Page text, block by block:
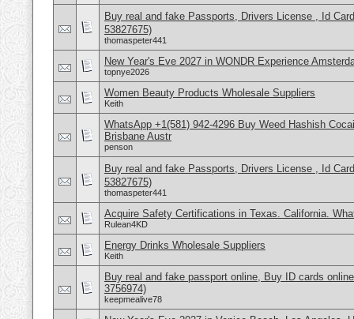
Buy real and fake Passports, Drivers License , Id
53827675)
thomaspeter441
New Year's Eve 2027 in WONDR Experience
topnye2026
Women Beauty Products Wholesale Suppliers
Keith
WhatsApp +1(581) 942-4296 Buy Weed Hashish
Brisbane Austr
penson
Buy real and fake Passports, Drivers License , Id
53827675)
thomaspeter441
Acquire Safety Certifications in Texas. California.
Rulean4KD
Energy Drinks Wholesale Suppliers
Keith
Buy real and fake passport online, Buy ID cards
3756974)
keepmealive78